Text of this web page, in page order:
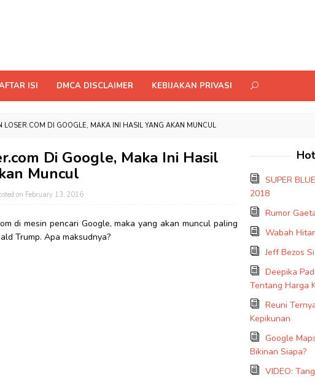
ISI DMCA DISCLAIMER KEBIJAKAN PRIVASI
LOSER.COM DI GOOGLE, MAKA INI HASIL YANG AKAN MUNCUL
Di Google, Maka Ini Hasil
Muncul
on February 13, 2016
di mesin pencari Google, maka yang akan muncul paling
Trump. Apa maksudnya?
SUPER
2018
Rumor
Wabah
Jeff Bezos
Deepika
Tentang Harga
Reuni
Kepikunan
Google
Bikinan Siapa?
VIDEO: